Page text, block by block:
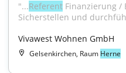
"...Referent Finanzierung /
Sicherstellen und
Vivawest Wohnen GmbH
Gelsenkirchen, Raum Herne